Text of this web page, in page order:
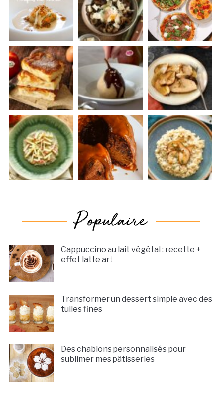
Cappuccino au lait végétal : recette +
effet latte art
Transformer un dessert simple avec des
tuiles fines
Des chablons personnalisés pour
sublimer mes pâtisseries